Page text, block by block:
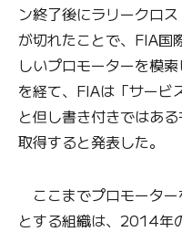
ン終了後にラリークロ
が切れたことで、FIA国
しいプロモーターを模
を経て、FIAは「サービ
と但し書き付きではあ
取得すると発表した。
ここまでプロモータ
とする組織は、2014年